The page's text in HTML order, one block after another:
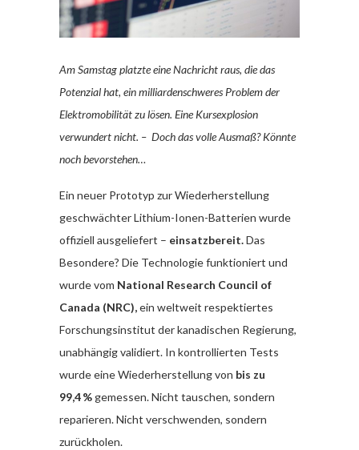
Am Samstag platzte eine Nachricht raus, die das
Potenzial hat, ein milliardenschweres Problem der
Elektromobilität zu lösen. Eine Kursexplosion
verwundert nicht. – Doch das volle Ausmaß? Könnte
noch bevorstehen…
Ein neuer Prototyp zur Wiederherstellung
geschwächter Lithium-Ionen-Batterien wurde
offiziell ausgeliefert – einsatzbereit.Das
Besondere? Die Technologie funktioniert und
wurde vom National Research Council of
Canada (NRC),ein weltweit respektiertes
Forschungsinstitut der kanadischen Regierung,
unabhängig validiert. In kontrollierten Tests
wurde eine Wiederherstellung von bis zu
99,4 % gemessen. Nicht tauschen, sondern
reparieren. Nicht verschwenden, sondern
zurückholen.